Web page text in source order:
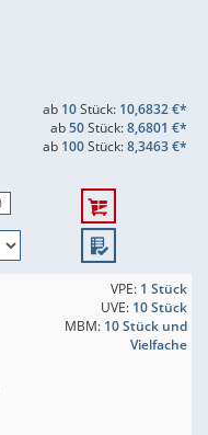
ab 10Stück: 10,6832 €*
ab50Stück:8,6801 €*
ab 100Stück:8,3463 €*
VPE: 1 Stück
UVE: 10 Stück
MBM: 10 Stück und
Vielfache